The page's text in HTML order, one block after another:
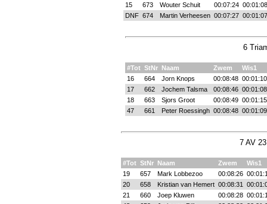
15
673 Wouter Schuit 00:07:24 00:01:08
DNF 674 Martin Verheesen 00:07:27 00:01:07
6
#Tot StNr Naam Zwem
Wis1
16
664 Jorn Knops 00:08:48 00:01:10
17
662 Jochem Talsma 00:08:46 00:01:08
18
663 Sjors Groot 00:08:49 00:01:15
47
661 Peter Roessingh 00:08:48 00:01:09
7 AV
#Tot StNr Naam Zwem
Wis1
19
657 Mark Lobbezoo 00:08:26
20
658 Kristian van Hemert 00:08:31
21
660 Joep Kluwen 00:08:28